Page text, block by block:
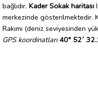
bağlıdır. Kader Sokak haritası
merkezinde gösterilmektedir.
Rakımı (deniz seviyesinden
GPS koordinatları 40° 52´